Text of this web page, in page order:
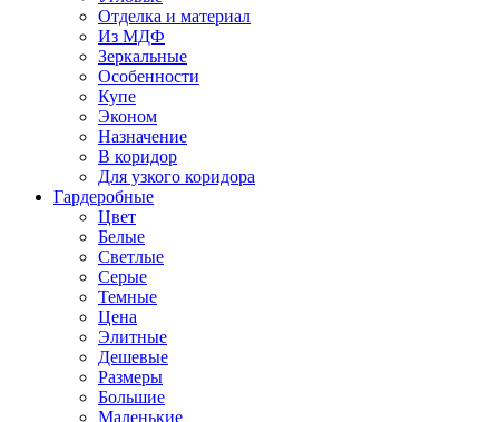
Отделка и материал
Из МДФ
Зеркальные
Особенности
Купе
Эконом
Назначение
В коридор
Для узкого коридора
Гардеробные
Цвет
Белые
Светлые
Серые
Темные
Цена
Элитные
Дешевые
Размеры
Большие
Маленькие